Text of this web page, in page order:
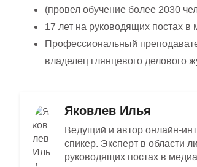
(провел обучение более 2030
17 лет на руководящих постах
Профессиональный
владелец глянцевого делового
Яковлев Илья
Ведущий и автор онлайн-
спикер. Эксперт в области
руководящих постах в